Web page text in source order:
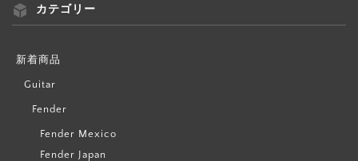
カテゴリー
新着商品
Guitar
Fender
Fender Mexico
Fender Japan